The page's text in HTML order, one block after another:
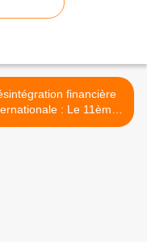
financière
: Le 11ème
Commandement. >